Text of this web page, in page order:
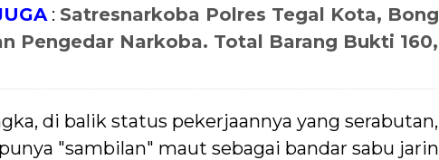
: Satresnarkoba Polres Tegal Kota,
Pengedar Narkoba. Total Barang Bukti
di balik status pekerjaannya yang
"sambilan" maut sebagai bandar sabu